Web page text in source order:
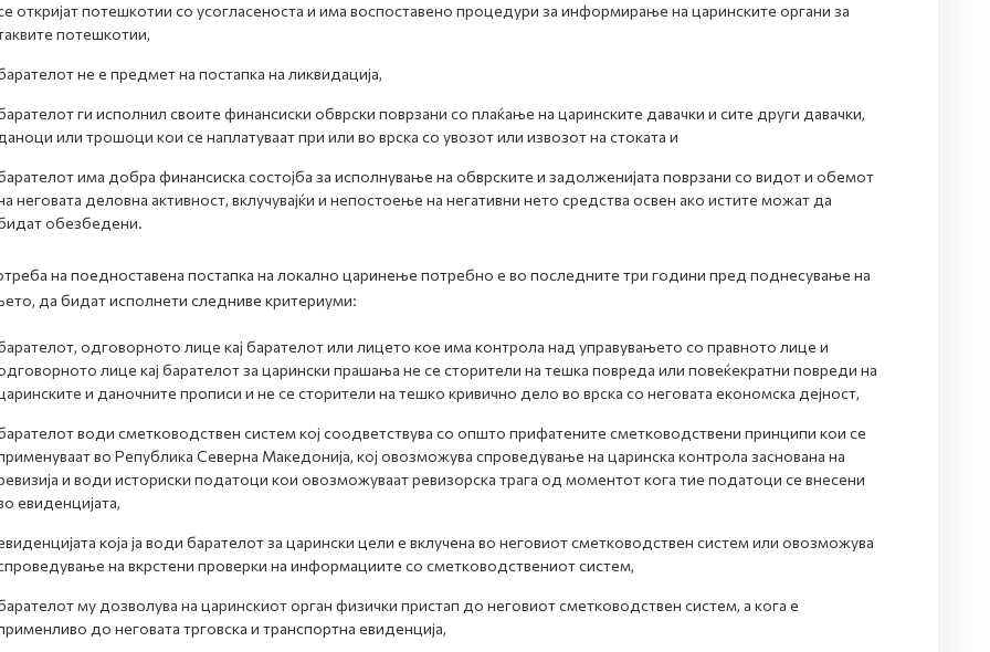
откријат потешкотии со усогласеноста и има воспоставено процедури за информирање на царинските органи за
потешкотии,
не е предмет на постапка на ликвидација,
ги исполнил своите финансиски обврски поврзани со плаќање на царинските давачки и сите други давачки,
даноци или трошоци кои се наплатуваат при или во врска со увозот или извозот на стоката и
има добра финансиска состојба за исполнување на обврските и задолженијата поврзани со видот и обемот
неговата деловна активност, вклучувајќи и непостоење на негативни нето средства освен ако истите можат да
обезбедени.
на поедноставена постапка на локално царинење потребно е во последните три години пред поднесување на
да бидат исполнети следниве критериуми:
одговорното лице кај барателот или лицето кое има контрола над управувањето со правното лице и
лице кај барателот за царински прашања не се сторители на тешка повреда или повеќекратни повреди на
и даночните прописи и не се сторители на тешко кривично дело во врска со неговата економска дејност,
води сметководствен систем кој соодветствува со општо прифатените сметководствени принципи кои се
во Република Северна Македонија, кој овозможува спроведување на царинска контрола заснована на
и води историски податоци кои овозможуваат ревизорска трага од моментот кога тие податоци се внесени
евиденцијата,
која ја води барателот за царински цели е вклучена во неговиот сметководствен систем или овозможува
на вкрстени проверки на информациите со сметководствениот систем,
му дозволува на царинскиот орган физички пристап до неговиот сметководствен систем, а кога е
до неговата трговска и транспортна евиденција,